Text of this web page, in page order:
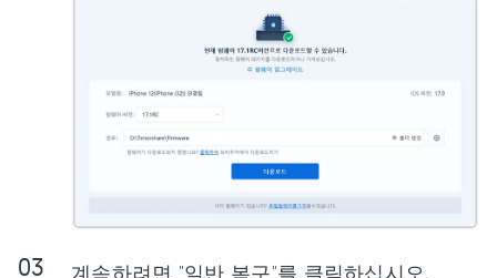
계속하려면 "일반 복구"를 클릭하십시오.